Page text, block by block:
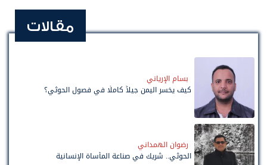
مقالات
بسام الإرياني
كيف يخسر اليمن جيلاً كاملًا في فصول الحوثي؟
رضوان الهمداني
الحوثي.. شريك في صناعة المأساة الإنسانية